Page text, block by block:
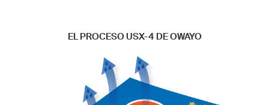
EL PROCESO USX-4 DE OWAYO